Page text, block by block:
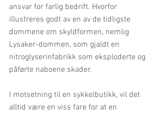
ansvar for farlig bedrift. Hvorfor
illustreres godt av en av de tidligste
dommene om skyldformen, nemlig
Lysaker-dommen, som gjaldt en
nitroglyserinfabrikk som eksploderte og
påførte naboene skader.
I motsetning til en sykkelbutikk, vil det
alltid være en viss fare for at en